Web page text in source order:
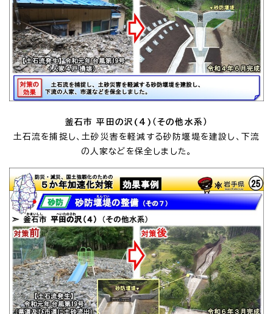
釜石市 平田の沢(4)（その他水系）
土石流を捕捉し、土砂災害を軽減する砂防堰堤を建設し、下流
の人家などを保全しました。